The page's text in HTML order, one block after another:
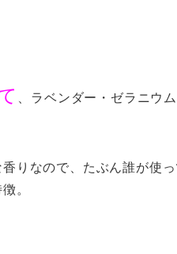
、ラベンダー・ゼラニウ
りなので、たぶん誰が使
。